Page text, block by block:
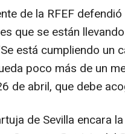
de la RFEF
que se están
está cumpliendo un
poco más de un
de abril, que debe
de Sevilla encara